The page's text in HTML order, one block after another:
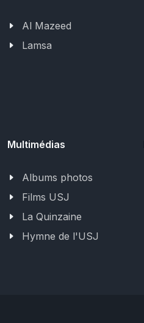
Al Mazeed
Lamsa
Multimédias
Albums photos
Films USJ
La Quinzaine
Hymne de l'USJ